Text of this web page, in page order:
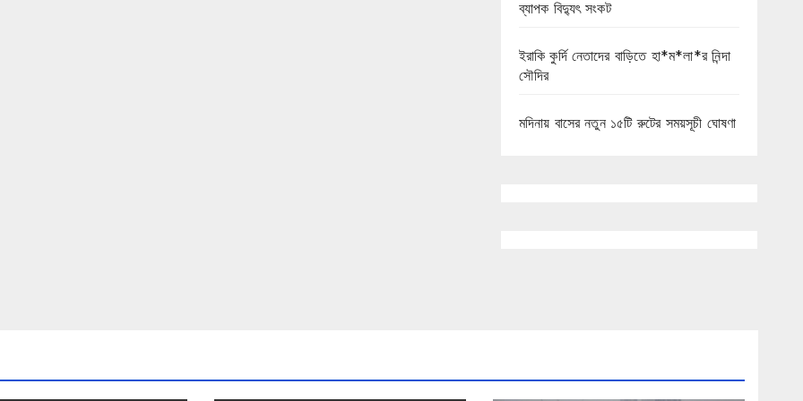
ব্যাপক বিদ্যুৎ সংকট
ইরাকি কুর্দি নেতাদের বাড়িতে হা*ম*লা*র নিন্দা
সৌদির
মদিনায় বাসের নতুন ১৫টি রুটের সময়সূচী ঘোষণা